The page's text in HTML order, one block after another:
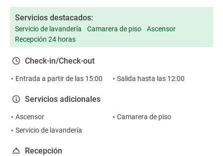
Servicios destacados:
Servicio de lavandería Camarera de piso
Ascensor
Recepción 24 horas
Check-in/Check-out
Entrada a partir de las 15:00 Salida hasta las 12:00
Servicios adicionales
Ascensor
Camarera de piso
Servicio de lavandería
Recepción